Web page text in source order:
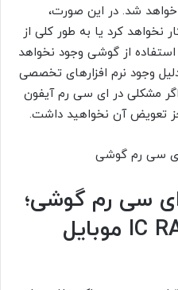
خواهد شد. در این صورت،
کرد یا به طور کلی از
استفاده از گوشی وجود نخواهد
وجود نرم افزارهای تخصصی
مشکلی در ای سی رم آیفون
جز تعویض آن نخواهید داشت.
سی رم گوشی؛
چگونه بفهمیم IC RAM موبایل